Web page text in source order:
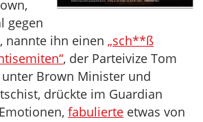
gegen
nannte ihn einen „sch**ß
, der Parteivize Tom
Brown Minister und
drückte im Guardian
fabulierte etwas von